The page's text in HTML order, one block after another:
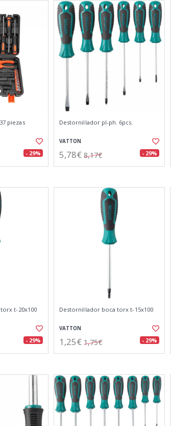
piezas
- 29%
Destornillador pl-ph. 6pcs.
VATTON
5,78€ 8,17€ - 29%
t-20x100
- 29%
Destornillador boca torx t-15x100
VATTON
1,25€ 1,75€ - 29%